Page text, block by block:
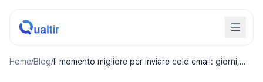
Home/Blog/Il momento migliore per inviare cold email: giorni,